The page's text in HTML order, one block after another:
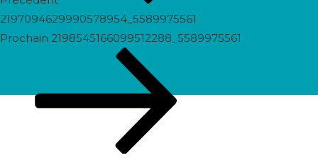
2197094629990578954_5589975561
Prochain
Prochain 2198545166099512288_5589975561